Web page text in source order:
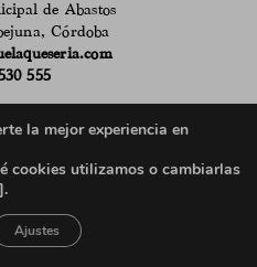
de Abastos
Córdoba
555
a sábado
de lunes a sábado
100
para profesionales:
a viernes
la mejor experiencia en
cookies utilizamos o cambiarlas
Ajustes